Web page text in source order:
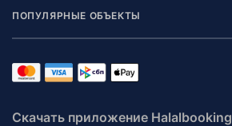
ПОПУЛЯРНЫЕ ОБЪЕКТЫ
Скачать приложение Halalbooking